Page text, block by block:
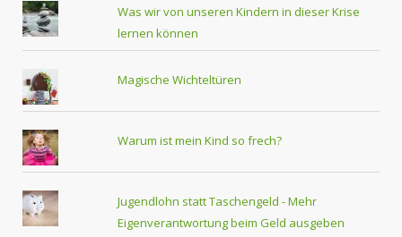
Was wir von unseren Kindern in dieser Krise
lernen können
Magische Wichteltüren
Warum ist mein Kind so frech?
Jugendlohn statt Taschengeld - Mehr
Eigenverantwortung beim Geld ausgeben